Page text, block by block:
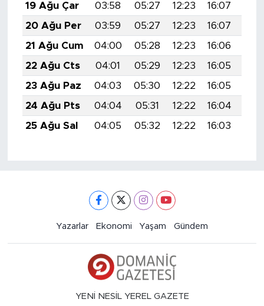
19 Ağu Çar
03:58 05:27 12:23 16:07
20 Ağu Per
03:59 05:27 12:23 16:07
21 Ağu Cum
04:00 05:28 12:23 16:06
22 Ağu Cts
04:01 05:29 12:23 16:05
23 Ağu Paz
04:03 05:30 12:22 16:05
24 Ağu Pts
04:04 05:31 12:22 16:04
25 Ağu Sal
04:05 05:32 12:22 16:03
Yazarlar Ekonomi Yaşam Gündem
YENİ NESİL YEREL GAZETE